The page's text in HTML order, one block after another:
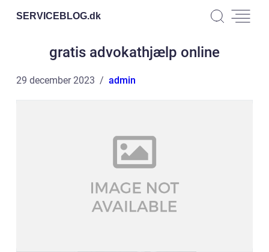
SERVICEBLOG.dk
gratis advokathjælp online
29 december 2023 admin